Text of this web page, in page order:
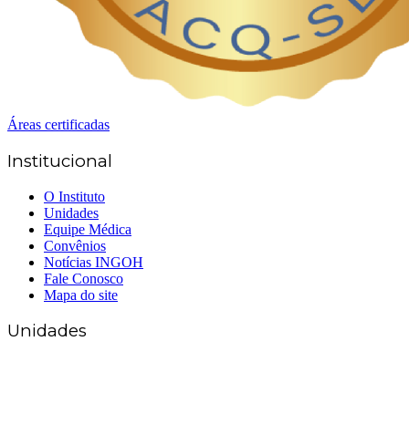
Áreas certificadas
Institucional
O Instituto
Unidades
Equipe Médica
Convênios
Notícias INGOH
Fale Conosco
Mapa do site
Unidades